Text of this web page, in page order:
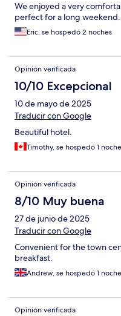
We enjoyed a very
perfect for a long weekend.
Eric, se hospedó 2 noches
Opinión verificada
10/10 Excepcional
10 de mayo de 2025
Traducir con Google
Beautiful hotel.
Timothy, se hospedó 1 noche
Opinión verificada
8/10 Muy buena
27 de junio de 2025
Traducir con Google
Convenient for the town
breakfast.
Andrew, se hospedó 1 noche
Opinión verificada